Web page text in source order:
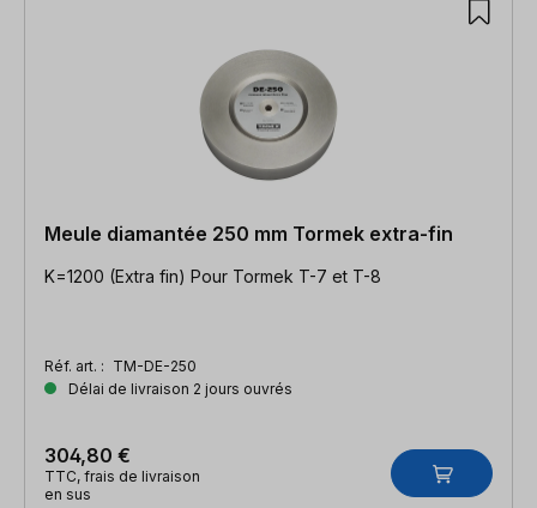
Meule diamantée 250 mm Tormek extra-fin
K=1200 (Extra fin) Pour Tormek T-7 et T-8
Réf. art. : TM-DE-250
Délai de livraison 2 jours ouvrés
304,80 €
TTC, frais de livraison
en sus